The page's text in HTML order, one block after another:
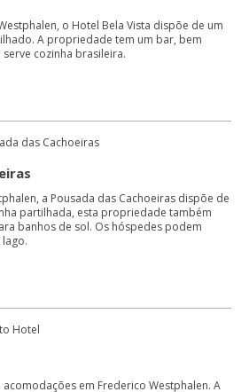
o Hotel Bela Vista dispõe de um
A propriedade tem um bar, bem
cozinha brasileira.
a Pousada das Cachoeiras dispõe de
partilhada, esta propriedade também
banhos de sol. Os hóspedes podem
em Frederico Westphalen. A